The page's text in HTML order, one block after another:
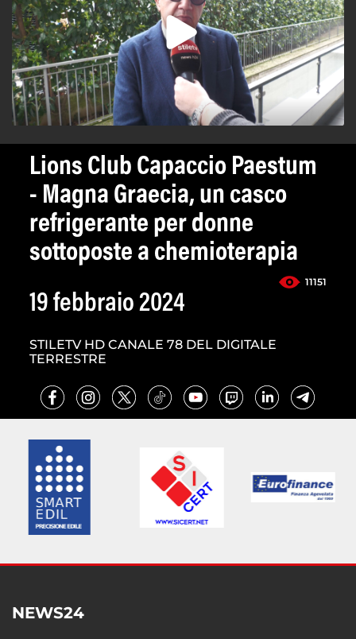
Lions Club Capaccio Paestum
- Magna Graecia, un casco
refrigerante per donne
sottoposte a chemioterapia
11151
19 febbraio 2024
STILETV HD CANALE 78 DEL DIGITALE
TERRESTRE
NEWS24